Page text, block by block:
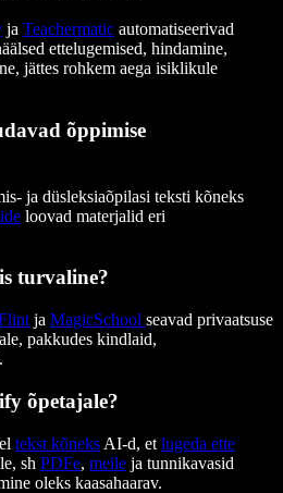
ja Teachermatic automatiseerivad
ettelugemised, hindamine,
jättes rohkem aega isiklikule
õppimise
ja düsleksiaõpilasi teksti kõneks
loovad materjalid eri
turvaline?
ja MagicSchool seavad privaatsuse
pakkudes kindlaid,
õpetajale?
tekst kõneks AI-d, et lugeda ette
sh PDFe, meile ja tunnikavasid
oleks kaasahaarav.